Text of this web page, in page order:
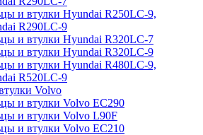
и втулки Hyundai R250LC-9,
R290LC-9
и втулки Hyundai R320LC-7
и втулки Hyundai R320LC-9
и втулки Hyundai R480LC-9,
R520LC-9
Volvo
и втулки Volvo EC290
и втулки Volvo L90F
и втулки Volvo EC210